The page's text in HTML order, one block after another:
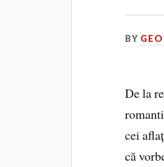
BY
De la
cei
că